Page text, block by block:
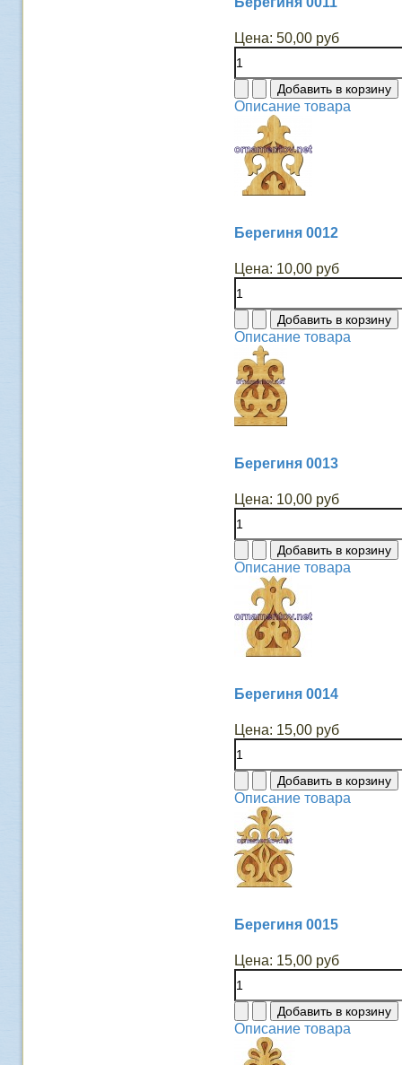
Цена: 50,00 руб
Описание товара
Берегиня 0012
Цена: 10,00 руб
Описание товара
Берегиня 0013
Цена: 10,00 руб
Описание товара
Берегиня 0014
Цена: 15,00 руб
Описание товара
Берегиня 0015
Цена: 15,00 руб
Описание товара